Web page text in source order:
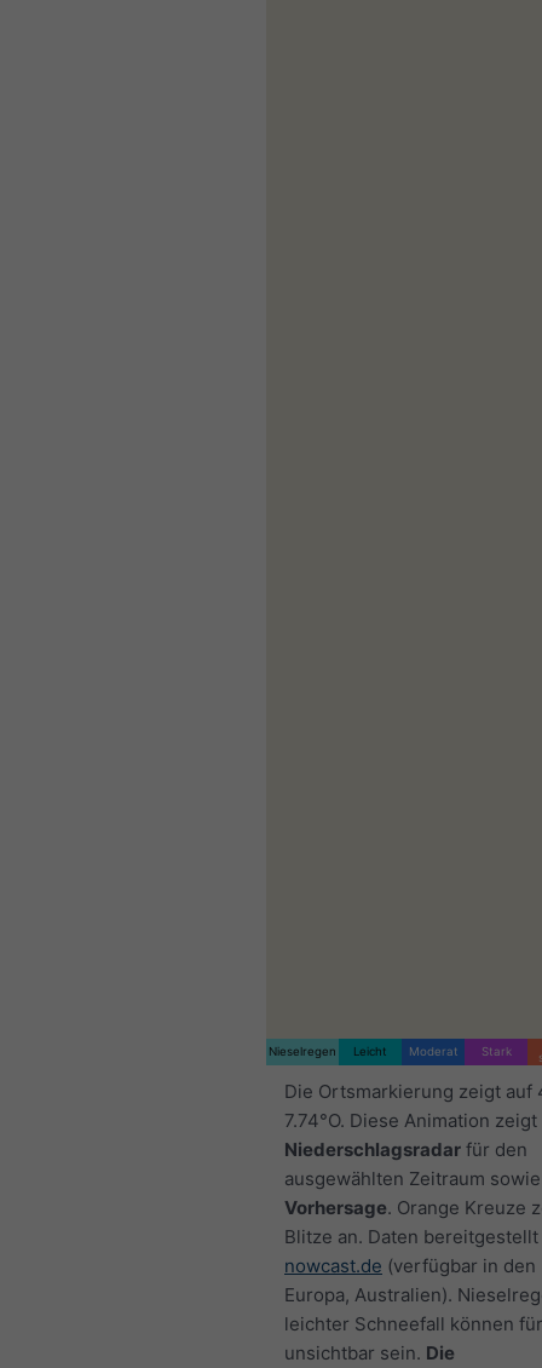
Nieselregen Leicht Moderat Stark
Die Ortsmarkierung zeigt auf
7.74°O. Diese Animation zeigt
Niederschlagsradar für den
ausgewählten Zeitraum
Vorhersage. Orange Kreuze
Blitze an. Daten
nowcast.de (verfügbar in den
Europa, Australien).
leichter Schneefall können
unsichtbar sein. Die